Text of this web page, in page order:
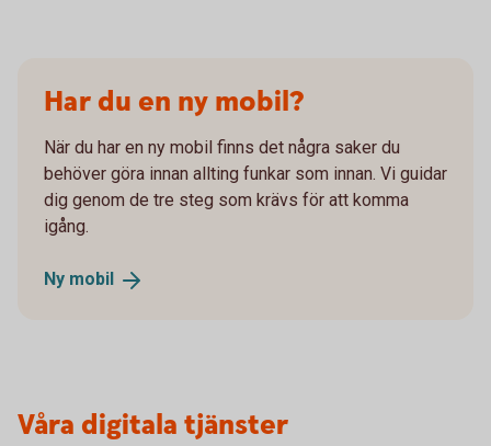
Har du en ny mobil?
När du har en ny mobil finns det några saker du
behöver göra innan allting funkar som innan. Vi guidar
dig genom de tre steg som krävs för att komma
igång.
Ny mobil
Våra digitala tjänster